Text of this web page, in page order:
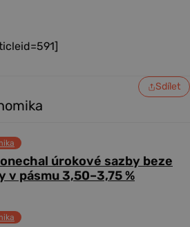
Sdílet
úrokové sazby beze
v pásmu 3,50–3,75 %